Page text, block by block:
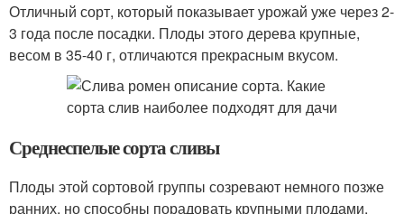
Отличный сорт, который показывает урожай уже через 2-
3 года после посадки. Плоды этого дерева крупные,
весом в 35-40 г, отличаются прекрасным вкусом.
Среднеспелые сорта сливы
Плоды этой сортовой группы созревают немного позже
ранних, но способны порадовать крупными плодами,